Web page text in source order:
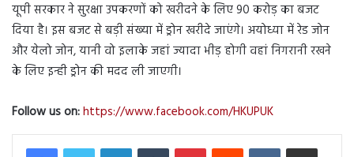
यूपी सरकार ने सुरक्षा उपकरणों को खरीदने के लिए 90 करोड़ का बजट
दिया है। इस बजट से बड़ी संख्या में ड्रोन खरीदे जाएंगे। अयोध्या में रेड जोन
और येलो जोन, यानी वो इलाके जहां ज्यादा भीड़ होगी वहां निगरानी रखने
के लिए इन्ही ड्रोन की मदद ली जाएगी।
Follow us on:https://www.facebook.com/HKUPUK
LinkedInTumblr PinterestReddit VKontakteShare via Email